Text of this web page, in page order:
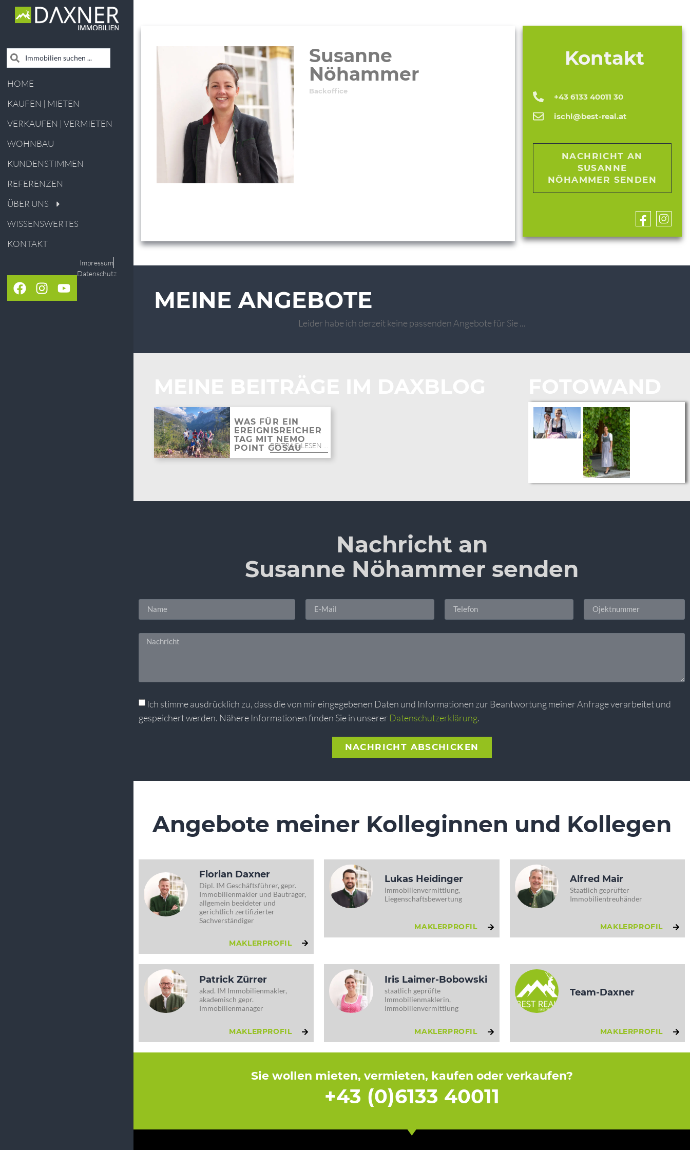
HOME
KAUFEN | MIETEN
VERKAUFEN | VERMIETEN
WOHNBAU
KUNDENSTIMMEN
REFERENZEN
ÜBER UNS
WISSENSWERTES
KONTAKT
Impressum
Datenschutz
Susanne
Nöhammer
Backoffice
Kontakt
+43 6133 40011 30
ischl@best-real.at
NACHRICHT AN
SUSANNE
NÖHAMMER SENDEN
MEINE ANGEBOTE
Leider habe ich derzeit keine passenden Angebote für Sie ...
WAS FÜR EIN
EREIGNISREICHER
TAG MIT NEMO
POINT GOSAU
BEITRAG LESEN ...
Nachricht an
Susanne Nöhammer senden
Ich stimme ausdrücklich zu, dass die von mir eingegebenen Daten und Informationen zur Beantwortung meiner Anfrage verarbeitet und
gespeichert werden. Nähere Informationen finden Sie in unserer Datenschutzerklärung
NACHRICHT ABSCHICKEN
Angebote meiner Kolleginnen und Kollegen
Florian Daxner
Dipl. IM Geschäftsführer, gepr.
Immobilienmakler und Bauträger,
allgemein beeideter und
gerichtlich zertifizierter
Sachverständiger
MAKLERPROFIL
Lukas Heidinger
Immobilienvermittlung,
Liegenschaftsbewertung
MAKLERPROFIL
Alfred Mair
Staatlich geprüfter
Immobilientreuhänder
MAKLERPROFIL
Patrick Zürrer
akad. IM Immobilienmakler,
akademisch gepr.
Immobilienmanager
MAKLERPROFIL
Iris Laimer-Bobowski
staatlich geprüfte
Immobilienmaklerin,
Immobilienvermittlung
MAKLERPROFIL
Team-Daxner
MAKLERPROFIL
Sie wollen mieten, vermieten, kaufen oder verkaufen?
+43 (0)6133 40011